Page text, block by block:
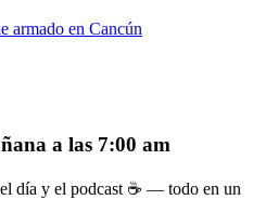
armado en Cancún
a las 7:00 am
día y el podcast ☕ — todo en un